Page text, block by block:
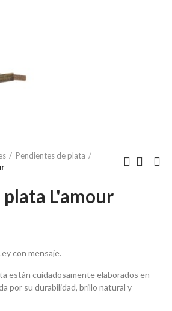
Pendientes de plata
L'amour
con mensaje.
están cuidadosamente elaborados en
por su durabilidad, brillo natural y